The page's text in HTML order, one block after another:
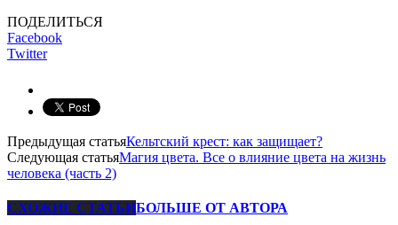
ПОДЕЛИТЬСЯ
Facebook
Twitter
Предыдущая статьяКельтский крест: как защищает?
Следующая статьяМагия цвета. Все о влияние цвета на жизнь
человека (часть 2)
СХОЖИЕ СТАТЬИБОЛЬШЕ ОТ АВТОРА